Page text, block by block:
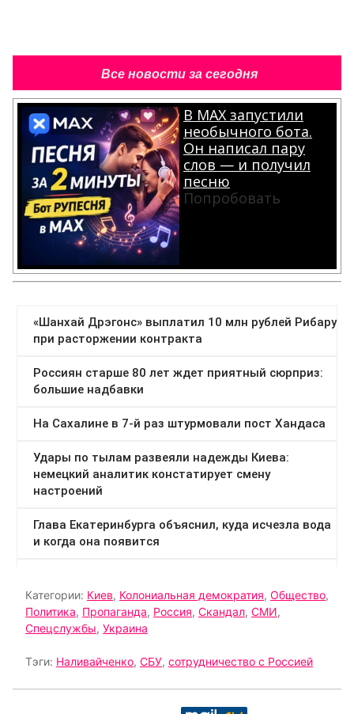
Все новости за сегодня
В MAX запустили
необычного бота.
Он написал пару
слов — и получил
песню
Попробовать
Категории: Киев, Колониальная демократия, Общество,
Политика, Пропаганда, Россия, Скандал, СМИ,
Спецслужбы, Украина
Тэги: Наливайченко, СБУ, сотрудничество с Россией